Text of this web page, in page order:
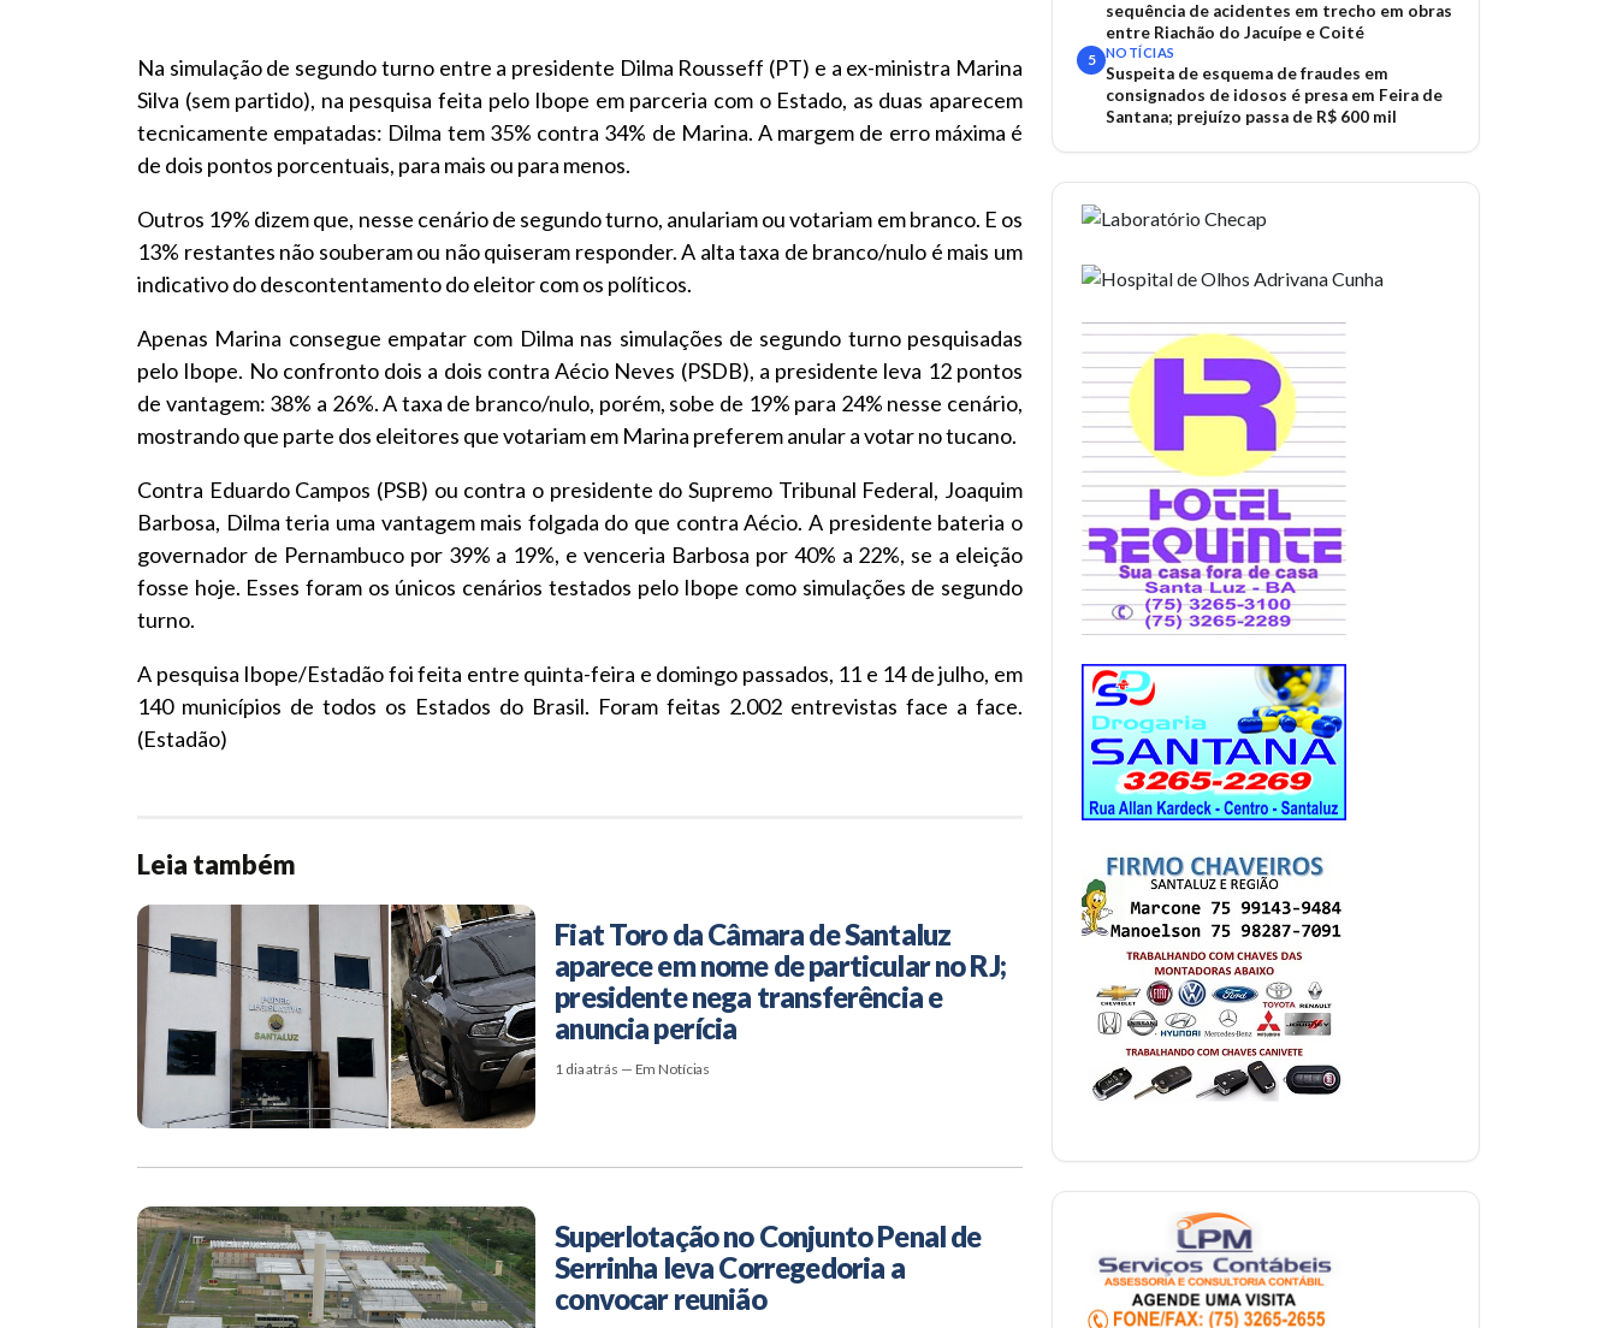
Na simulação de segundo turno entre a presidente Dilma Rousseff (PT) e a ex-ministra Marina
Silva (sem partido), na pesquisa feita pelo Ibope em parceria com o Estado, as duas aparecem
tecnicamente empatadas: Dilma tem 35% contra 34% de Marina. A margem de erro máxima é
de dois pontos porcentuais, para mais ou para menos.
Outros 19% dizem que, nesse cenário de segundo turno, anulariam ou votariam em branco. E os
13% restantes não souberam ou não quiseram responder. A alta taxa de branco/nulo é mais um
indicativo do descontentamento do eleitor com os políticos.
Apenas Marina consegue empatar com Dilma nas simulações de segundo turno pesquisadas
pelo Ibope. No confronto dois a dois contra Aécio Neves (PSDB), a presidente leva 12 pontos
de vantagem: 38% a 26%. A taxa de branco/nulo, porém, sobe de 19% para 24% nesse cenário,
mostrando que parte dos eleitores que votariam em Marina preferem anular a votar no tucano.
Contra Eduardo Campos (PSB) ou contra o presidente do Supremo Tribunal Federal, Joaquim
Barbosa, Dilma teria uma vantagem mais folgada do que contra Aécio. A presidente bateria o
governador de Pernambuco por 39% a 19%, e venceria Barbosa por 40% a 22%, se a eleição
fosse hoje. Esses foram os únicos cenários testados pelo Ibope como simulações de segundo
turno.
A pesquisa Ibope/Estadão foi feita entre quinta-feira e domingo passados, 11 e 14 de julho, em
140 municípios de todos os Estados do Brasil. Foram feitas 2.002 entrevistas face a face.
(Estadão)
Leia também
Fiat Toro da Câmara de Santaluz
aparece em nome de particular no RJ;
presidente nega transferência e
anuncia perícia
1 dia atrás — Em Notícias
Superlotação no Conjunto Penal de
Serrinha leva Corregedoria a
convocar reunião
sequência de acidentes em trecho em obras
entre Riachão do Jacuípe e Coité
5 NOTÍCIAS
Suspeita de esquema de fraudes em
consignados de idosos é presa em Feira de
Santana; prejuízo passa de R$ 600 mil